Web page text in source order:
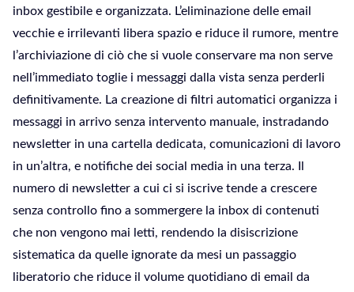
inbox gestibile e organizzata. L’eliminazione delle email
vecchie e irrilevanti libera spazio e riduce il rumore, mentre
l’archiviazione di ciò che si vuole conservare ma non serve
nell’immediato toglie i messaggi dalla vista senza perderli
definitivamente. La creazione di filtri automatici organizza i
messaggi in arrivo senza intervento manuale, instradando
newsletter in una cartella dedicata, comunicazioni di lavoro
in un’altra, e notifiche dei social media in una terza. Il
numero di newsletter a cui ci si iscrive tende a crescere
senza controllo fino a sommergere la inbox di contenuti
che non vengono mai letti, rendendo la disiscrizione
sistematica da quelle ignorate da mesi un passaggio
liberatorio che riduce il volume quotidiano di email da